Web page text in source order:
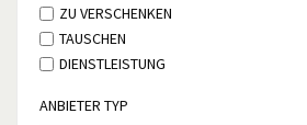
ZU VERSCHENKEN
TAUSCHEN
DIENSTLEISTUNG
ANBIETER TYP